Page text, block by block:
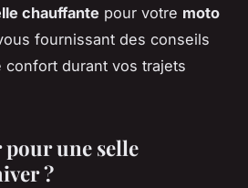
chauffante pour votre moto
fournissant des conseils
confort durant vos trajets
une selle
?